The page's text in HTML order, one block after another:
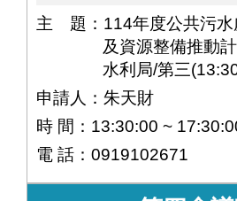
主 題：114年度公共污水
及資源整備推動
水利局/第三
申請人：朱天財
時 間：13:30:00 ~
電 話：0919102671